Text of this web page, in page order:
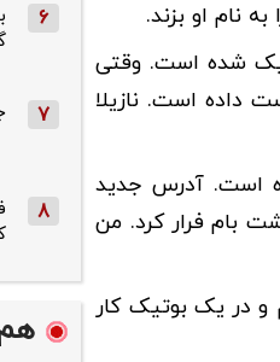
نام او بزند.
شلیک شده است. وقتی
داده است. نازیلا
است. آدرس جدید
بام فرار کرد. من
در یک بوتیک کار
6
7
8